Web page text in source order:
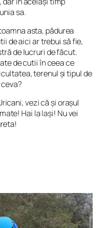
sa.
asta, pădurea
de aici ar trebui să fie,
de lucruri de făcut.
de cutii în ceea ce
terenul și tipul de
vezi că și orașul
Hai la Iași! Nu vei